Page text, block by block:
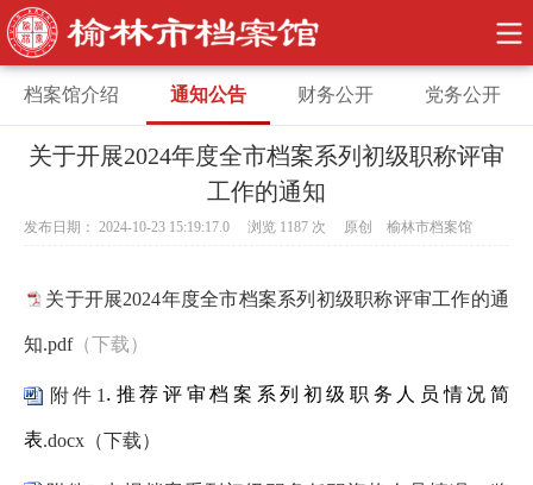
档案馆介绍 通知公告 财务公开 党务公开
关于开展2024年度全市档案系列初级职称评审
工作的通知
发布日期： 2024-10-23 15:19:17.0 浏览 1187 次 原创 榆林市档案馆
关于开展2024年度全市档案系列初级职称评审工作的通
知.pdf（下载）
附件1 . 推荐评审档案系列初级职务人员情况简
表.docx（下载）